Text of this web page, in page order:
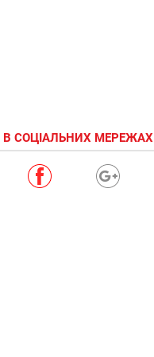
СОЦІАЛЬНИХ МЕРЕЖАХ